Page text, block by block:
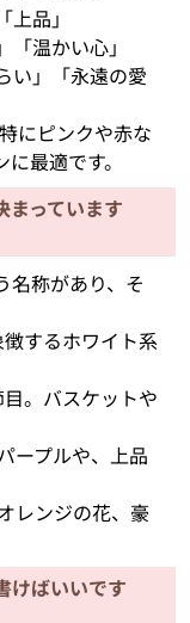
品」
温かい心」
い」「永遠の愛
にピンクや赤な
最適です。
まっています
名称があり、そ
するホワイト系
。バスケットや
ープルや、上品
レンジの花、豪
けばいいです